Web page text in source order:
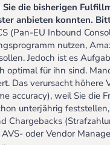
die bisherigen
anbieten konnten.
(Pan-EU Inbound
nutzen,
Jedoch ist es
optimal für ihn sind.
Das verursacht höhere
accuracy), weil Sie die
unterjährig
Chargebacks
oder Vendor